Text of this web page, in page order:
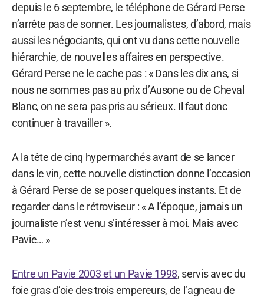
depuis le 6 septembre, le téléphone de Gérard Perse
n’arrête pas de sonner. Les journalistes, d’abord, mais
aussi les négociants, qui ont vu dans cette nouvelle
hiérarchie, de nouvelles affaires en perspective.
Gérard Perse ne le cache pas : « Dans les dix ans, si
nous ne sommes pas au prix d’Ausone ou de Cheval
Blanc, on ne sera pas pris au sérieux. Il faut donc
continuer à travailler ».
A la tête de cinq hypermarchés avant de se lancer
dans le vin, cette nouvelle distinction donne l’occasion
à Gérard Perse de se poser quelques instants. Et de
regarder dans le rétroviseur : « A l’époque, jamais un
journaliste n’est venu s’intéresser à moi. Mais avec
Pavie… »
Entre un Pavie 2003 et un Pavie 1998, servis avec du
foie gras d’oie des trois empereurs, de l’agneau de